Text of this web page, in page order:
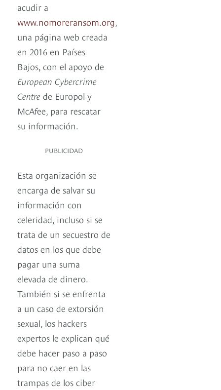
acudir a
www.nomoreransom.org,
una página web creada
en 2016 en Países
Bajos, con el apoyo de
European Cybercrime
Centre de Europol y
McAfee, para rescatar
su información.
PUBLICIDAD
Esta organización se
encarga de salvar su
información con
celeridad, incluso si se
trata de un secuestro de
datos en los que debe
pagar una suma
elevada de dinero.
También si se enfrenta
a un caso de extorsión
sexual, los hackers
expertos le explican qué
debe hacer paso a paso
para no caer en las
trampas de los ciber